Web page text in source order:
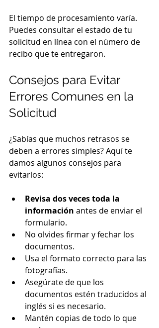
El tiempo de procesamiento varía.
Puedes consultar el estado de tu
solicitud en línea con el número de
recibo que te entregaron.
Consejos para Evitar
Errores Comunes en la
Solicitud
¿Sabías que muchos retrasos se
deben a errores simples? Aquí te
damos algunos consejos para
evitarlos:
Revisa dos veces toda la
información antes de enviar el
formulario.
No olvides firmar y fechar los
documentos.
Usa el formato correcto para las
fotografías.
Asegúrate de que los
documentos estén traducidos al
inglés si es necesario.
Mantén copias de todo lo que